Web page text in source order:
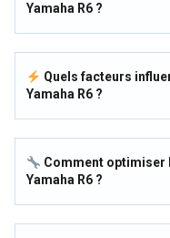
Yamaha R6 ?
Quels facteurs
Yamaha R6 ?
Comment optimiser
Yamaha R6 ?